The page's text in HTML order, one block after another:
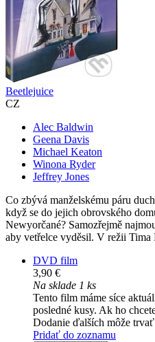
Beetlejuice
CZ
Alec Baldwin
Geena Davis
Michael Keaton
Winona Ryder
Jeffrey Jones
Co zbývá manželskému páru
když se do jejich obrovského
Newyorčané? Samozřejmě
aby vetřelce vyděsil. V režii Tima
DVD film
3,90 €
Na sklade 1 ks
Tento film máme síce
posledné kusy. Ak ho
Dodanie ďalších môže
Pridať do zoznamu